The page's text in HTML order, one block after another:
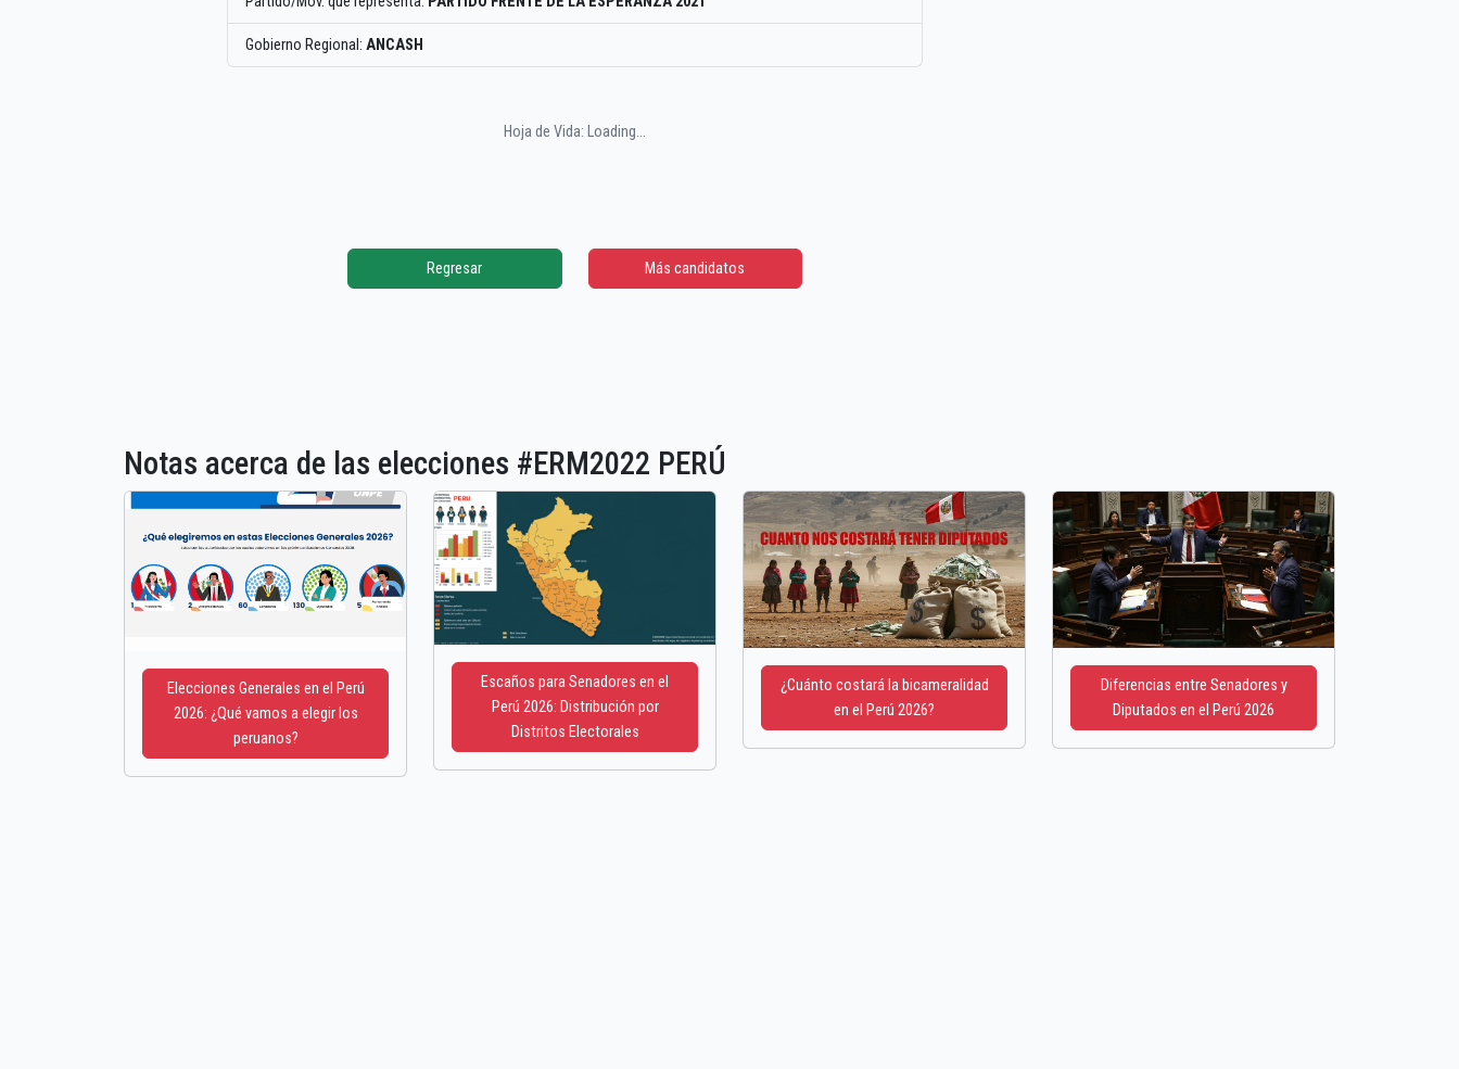
Gobierno Regional: ANCASH
Hoja de Vida: Loading...
Regresar Más candidatos
Notas acerca de las elecciones #ERM2022 PERÚ
Elecciones Generales en el Perú
2026: ¿Qué vamos a elegir los
peruanos?
Escaños para Senadores en el
Perú 2026: Distribución por
Distritos Electorales
¿Cuánto costará la bicameralidad
en el Perú 2026?
Diferencias entre Senadores y
Diputados en el Perú 2026